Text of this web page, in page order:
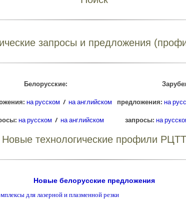
запросы и предложения
Белорусские:
на русском / на английском предложения: на
на русском / на английском запросы: на
Новые технологические профили РЦТТ
Новые белорусские предложения